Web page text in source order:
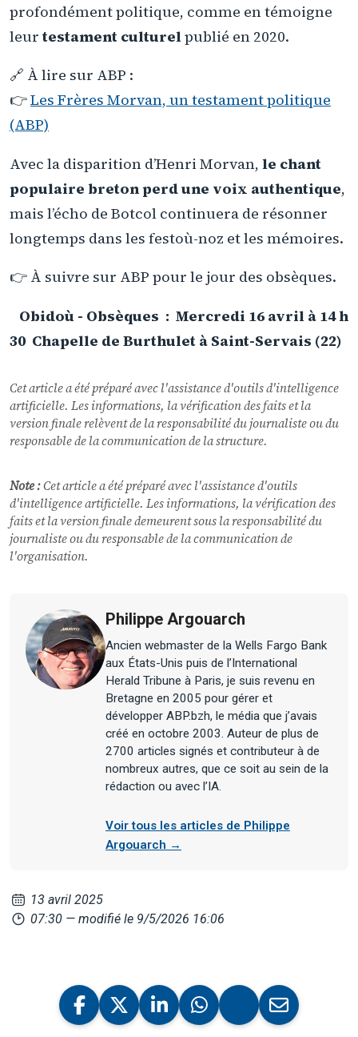
profondément politique, comme en témoigne
leurtestament culturelpublié en 2020.
🔗 À lire sur ABP :
👉Les Frères Morvan, un testament politique
(ABP)
Avec la disparition d’Henri Morvan, le chant
populaire breton perd une voix authentique,
mais l’écho de Botcol continuera de résonner
longtemps dans les festoù-noz et les mémoires.
👉 À suivre sur ABP pour le jour des obsèques.
Obidoù - Obsèques : Mercredi 16 avril à 14 h
30 Chapelle de Burthulet à Saint-Servais (22)
Cet article a été préparé avec l'assistance d'outils d'intelligence
artificielle. Les informations, la vérification des faits et la
version finale relèvent de la responsabilité du journaliste ou du
responsable de la communication de la structure.
Note :Cet article a été préparé avec l'assistance d'outils
d'intelligence artificielle. Les informations, la vérification des
faits et la version finale demeurent sous la responsabilité du
journaliste ou du responsable de la communication de
l'organisation.
Philippe Argouarch
Ancien webmaster de la Wells Fargo Bank
aux États-Unis puis de l’International
Herald Tribune à Paris, je suis revenu en
Bretagne en 2005 pour gérer et
développer ABP.bzh, le média que j’avais
créé en octobre 2003. Auteur de plus de
2700 articles signés et contributeur à de
nombreux autres, que ce soit au sein de la
rédaction ou avec l’IA.
Voir tous les articles de Philippe
Argouarch →
13 avril 2025
07:30 — modifié le 9/5/2026 16:06